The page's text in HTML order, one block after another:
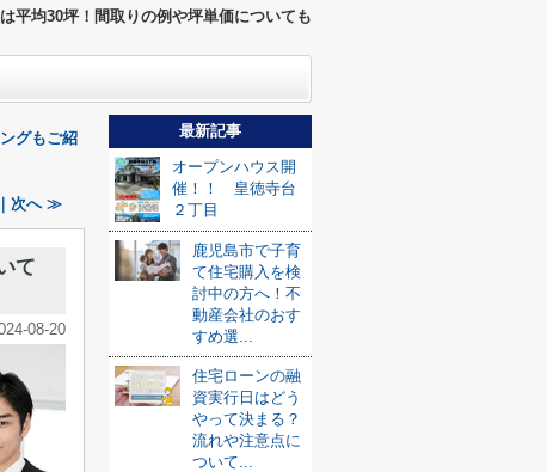
平均30坪！間取りの例や坪単価についても
グもご紹
次へ ≫
て
08-20
最新記事
オープンハウス開
催！！ 皇徳寺台
２丁目
鹿児島市で子育
て住宅購入を検
討中の方へ！不
動産会社のおす
すめ選...
住宅ローンの融
資実行日はどう
やって決まる？
流れや注意点に
ついて...